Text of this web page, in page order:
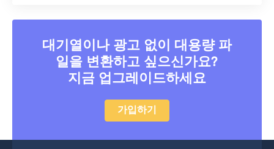
대기열이나 광고 없이 대용량 파
일을 변환하고 싶으신가요?
지금 업그레이드하세요
가입하기